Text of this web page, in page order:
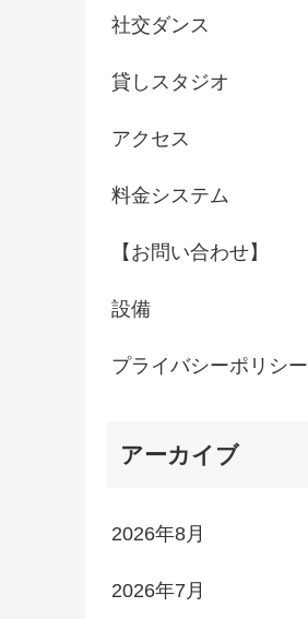
社交ダンス
貸しスタジオ
アクセス
料金システム
【お問い合わせ】
設備
プライバシーポリシー
アーカイブ
2026年8月
2026年7月